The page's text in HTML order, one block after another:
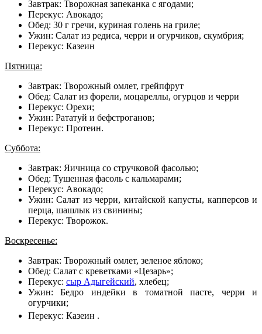
Завтрак: Творожная запеканка с ягодами;
Перекус: Авокадо;
Обед: 30 г гречи, куриная голень на гриле;
Ужин: Салат из редиса, черри и огурчиков, скумбрия;
Перекус: Казеин
Пятница:
Завтрак: Творожный омлет, грейпфрут
Обед: Салат из форели, моцареллы, огурцов и черри
Перекус: Орехи;
Ужин: Рататуй и бефстроганов;
Перекус: Протеин.
Суббота:
Завтрак: Яичница со стручковой фасолью;
Обед: Тушенная фасоль с кальмарами;
Перекус: Авокадо;
Ужин: Салат из черри, китайской капусты, капперсов и
перца, шашлык из свинины;
Перекус: Творожок.
Воскресенье:
Завтрак: Творожный омлет, зеленое яблоко;
Обед: Салат с креветками «Цезарь»;
Перекус: сыр Адыгейский, хлебец;
Ужин: Бедро индейки в томатной пасте, черри и
огурчики;
Перекус: Казеин .